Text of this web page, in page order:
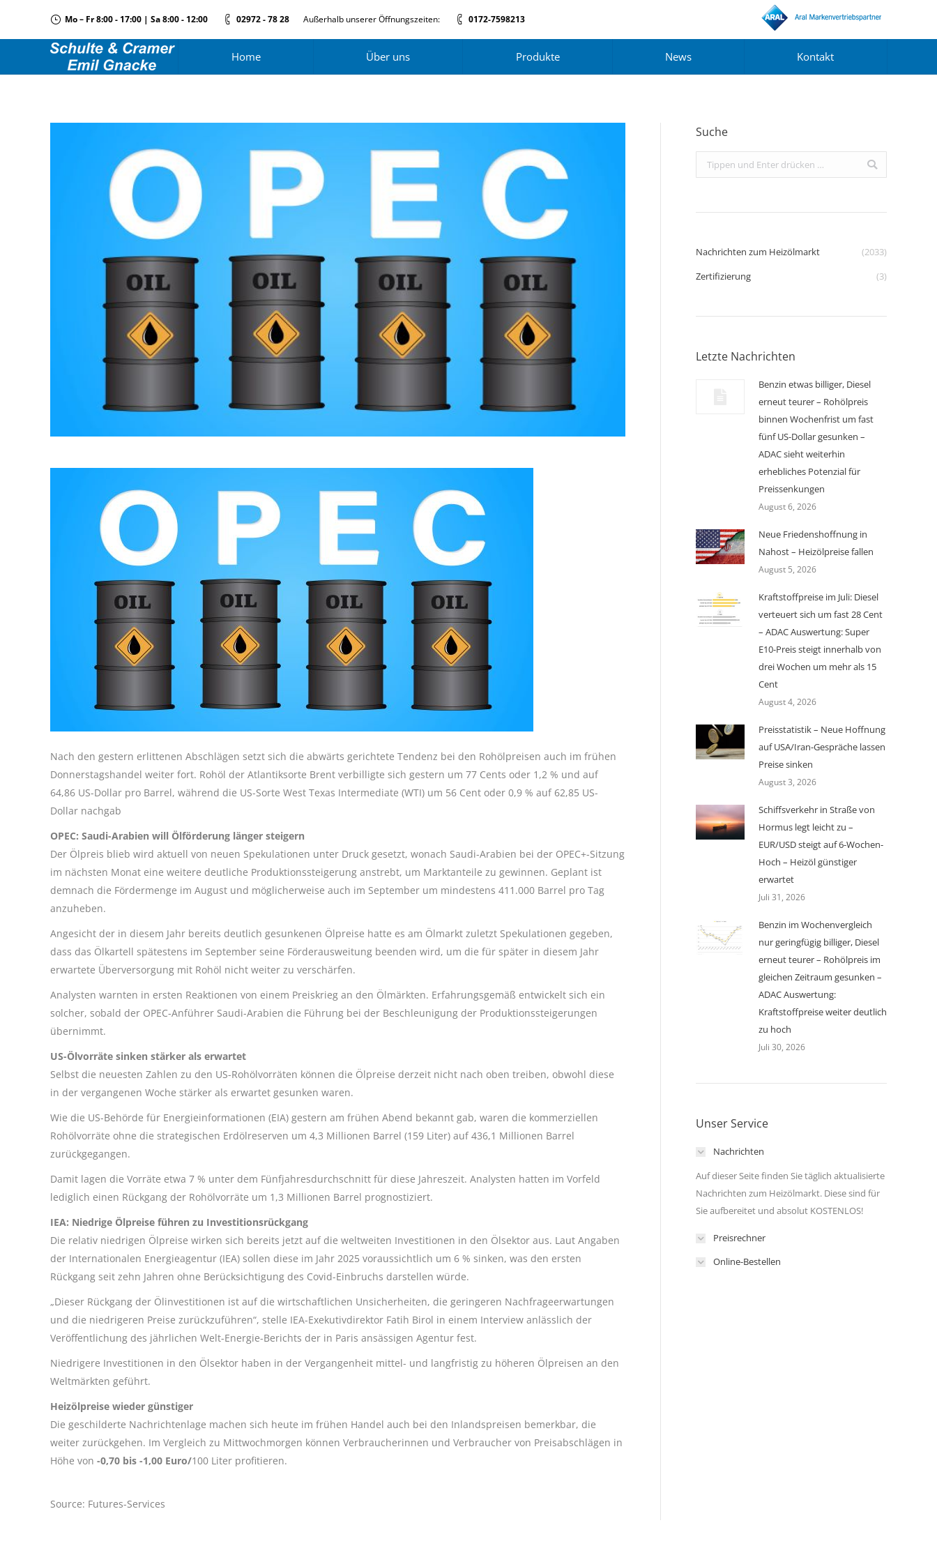
Mo – Fr 8:00 - 17:00 | Sa 8:00 - 12:00 02972 - 78 28 Außerhalb unserer Öffnungszeiten: 0172-7598213
Home Über uns Produkte News Kontakt
Nach den gestern erlittenen Abschlägen setzt sich die abwärts gerichtete Tendenz bei den Rohölpreisen auch im frühen
Donnerstagshandel weiter fort. Rohöl der Atlantiksorte Brent verbilligte sich gestern um 77 Cents oder 1,2 % und auf
64,86 US-Dollar pro Barrel, während die US-Sorte West Texas Intermediate (WTI) um 56 Cent oder 0,9 % auf 62,85 US-
Dollar nachgab
OPEC: Saudi-Arabien will Ölförderung länger steigern
Der Ölpreis blieb wird aktuell von neuen Spekulationen unter Druck gesetzt, wonach Saudi-Arabien bei der OPEC+-Sitzung
im nächsten Monat eine weitere deutliche Produktionssteigerung anstrebt, um Marktanteile zu gewinnen. Geplant ist
demnach die Fördermenge im August und möglicherweise auch im September um mindestens 411.000 Barrel pro Tag
anzuheben.
Angesicht der in diesem Jahr bereits deutlich gesunkenen Ölpreise hatte es am Ölmarkt zuletzt Spekulationen gegeben,
dass das Ölkartell spätestens im September seine Förderausweitung beenden wird, um die für später in diesem Jahr
erwartete Überversorgung mit Rohöl nicht weiter zu verschärfen.
Analysten warnten in ersten Reaktionen von einem Preiskrieg an den Ölmärkten. Erfahrungsgemäß entwickelt sich ein
solcher, sobald der OPEC-Anführer Saudi-Arabien die Führung bei der Beschleunigung der Produktionssteigerungen
übernimmt.
US-Ölvorräte sinken stärker als erwartet
Selbst die neuesten Zahlen zu den US-Rohölvorräten können die Ölpreise derzeit nicht nach oben treiben, obwohl diese
in der vergangenen Woche stärker als erwartet gesunken waren.
Wie die US-Behörde für Energieinformationen (EIA) gestern am frühen Abend bekannt gab, waren die kommerziellen
Rohölvorräte ohne die strategischen Erdölreserven um 4,3 Millionen Barrel (159 Liter) auf 436,1 Millionen Barrel
zurückgegangen.
Damit lagen die Vorräte etwa 7 % unter dem Fünfjahresdurchschnitt für diese Jahreszeit. Analysten hatten im Vorfeld
lediglich einen Rückgang der Rohölvorräte um 1,3 Millionen Barrel prognostiziert.
IEA: Niedrige Ölpreise führen zu Investitionsrückgang
Die relativ niedrigen Ölpreise wirken sich bereits jetzt auf die weltweiten Investitionen in den Ölsektor aus. Laut Angaben
der Internationalen Energieagentur (IEA) sollen diese im Jahr 2025 voraussichtlich um 6 % sinken, was den ersten
Rückgang seit zehn Jahren ohne Berücksichtigung des Covid-Einbruchs darstellen würde.
„Dieser Rückgang der Ölinvestitionen ist auf die wirtschaftlichen Unsicherheiten, die geringeren Nachfrageerwartungen
und die niedrigeren Preise zurückzuführen“, stelle IEA-Exekutivdirektor Fatih Birol in einem Interview anlässlich der
Veröffentlichung des jährlichen Welt-Energie-Berichts der in Paris ansässigen Agentur fest.
Niedrigere Investitionen in den Ölsektor haben in der Vergangenheit mittel- und langfristig zu höheren Ölpreisen an den
Weltmärkten geführt.
Heizölpreise wieder günstiger
Die geschilderte Nachrichtenlage machen sich heute im frühen Handel auch bei den Inlandspreisen bemerkbar, die
weiter zurückgehen. Im Vergleich zu Mittwochmorgen können Verbraucherinnen und Verbraucher von Preisabschlägen in
Höhe von -0,70 bis -1,00 Euro/100 Liter profitieren.
Source: Futures-Services
Suche
Search:
Nachrichten zum Heizölmarkt
(2033)
Zertifizierung
(3)
Letzte Nachrichten
Benzin etwas billiger, Diesel
erneut teurer – Rohölpreis
binnen Wochenfrist um fast
fünf US-Dollar gesunken –
ADAC sieht weiterhin
erhebliches Potenzial für
Preissenkungen
August 6, 2026
Neue Friedenshoffnung in
Nahost – Heizölpreise fallen
August 5, 2026
Kraftstoffpreise im Juli: Diesel
verteuert sich um fast 28 Cent
– ADAC Auswertung: Super
E10-Preis steigt innerhalb von
drei Wochen um mehr als 15
Cent
August 4, 2026
Preisstatistik – Neue Hoffnung
auf USA/Iran-Gespräche lassen
Preise sinken
August 3, 2026
Schiffsverkehr in Straße von
Hormus legt leicht zu –
EUR/USD steigt auf 6-Wochen-
Hoch – Heizöl günstiger
erwartet
Juli 31, 2026
Benzin im Wochenvergleich
nur geringfügig billiger, Diesel
erneut teurer – Rohölpreis im
gleichen Zeitraum gesunken –
ADAC Auswertung:
Kraftstoffpreise weiter deutlich
zu hoch
Juli 30, 2026
Unser Service
Nachrichten
Auf dieser Seite finden Sie täglich aktualisierte
Nachrichten zum Heizölmarkt. Diese sind für
Sie aufbereitet und absolut KOSTENLOS!
Preisrechner
Online-Bestellen